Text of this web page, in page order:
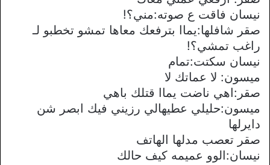
نيسان فاقت ع صوته:مني؟!
صقر شافلها:يماا بترفعك معاها تمشو تخطبو لـ
راغب تمشي؟!
نيسان سكتت:تمام
ميسون: لا عماتك لا
صقر:اهي ناضت يماا قتلك باهي
ميسون:حليلي عطيهالي رزيني فيك ابصر شن
دايرلها
صقر تعصب مدلها الهاتف
نيسان:الوو عميمه كيف حالك